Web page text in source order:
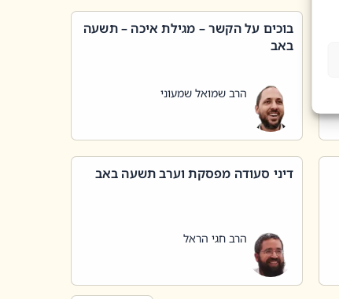
בוכים על הקשר – מגילת איכה – תשעה
באב
הרב שמואל שמעוני
דיני סעודה מפסקת וערב תשעה באב
הרב חגי הראל